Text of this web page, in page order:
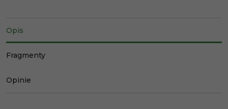
Opis
Fragmenty
Opinie